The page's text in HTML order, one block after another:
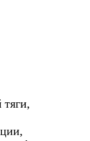
тяги,